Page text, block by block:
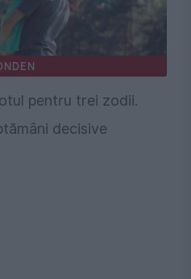
pentru trei zodii.
decisive